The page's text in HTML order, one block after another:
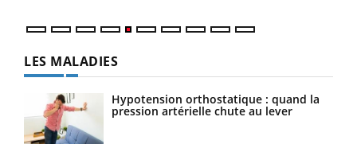
LES MALADIES
Hypotension orthostatique : quand la
pression artérielle chute au lever